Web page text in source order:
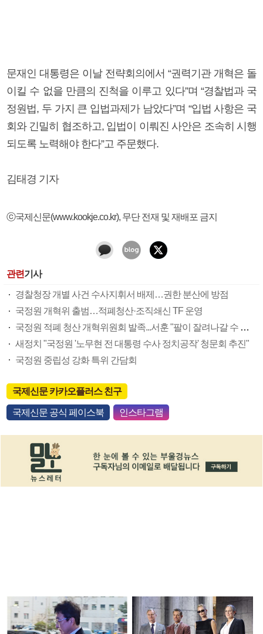
문재인 대통령은 이날 전략회의에서 “권력기관 개혁은 돌
이킬 수 없을 만큼의 진척을 이루고 있다”며 “경찰법과 국
정원법, 두 가지 큰 입법과제가 남았다”며 “입법 사항은 국
회와 긴밀히 협조하고, 입법이 이뤄진 사안은 조속히 시행
되도록 노력해야 한다”고 주문했다.
김태경 기자
ⓒ국제신문(www.kookje.co.kr), 무단 전재 및 재배포 금지
관련기사
경찰청장 개별 사건 수사지휘서 배제…권한 분산에 방점
국정원 개혁위 출범…적폐청산·조직쇄신 TF 운영
국정원 적폐 청산 개혁위원회 발족...서훈 "팔이 잘려나갈 수 있다"
새정치 "국정원 '노무현 전 대통령 수사 정치공작' 청문회 추진"
국정원 중립성 강화 특위 간담회
국제신문 카카오플러스 친구
국제신문 공식 페이스북 인스타그램